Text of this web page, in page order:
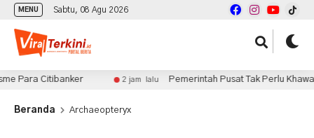
MENU Sabtu, 08 Agu 2026
Para Citibanker 2 jam lalu Pemerintah Pusat Tak Perlu
Beranda Archaeopteryx